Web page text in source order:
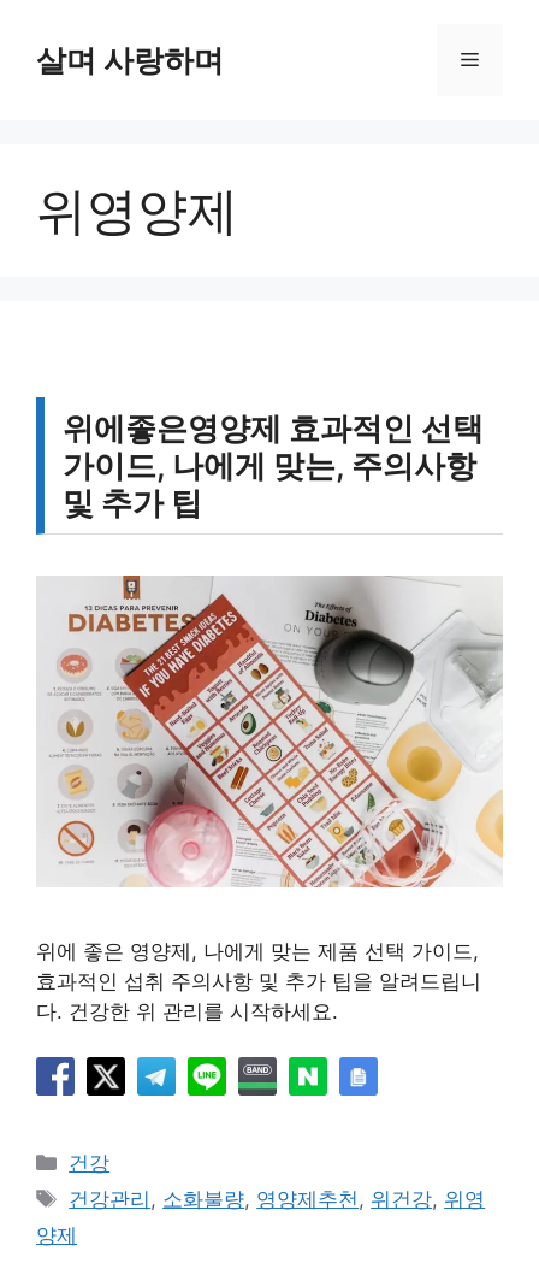
살며 사랑하며 메
위영양제
위에좋은영양제 효과적인 선택
가이드, 나에게 맞는, 주의사항
및 추가 팁
위에 좋은 영양제, 나에게 맞는 제품 선택 가이드,
효과적인 섭취 주의사항 및 추가 팁을 알려드립니
다. 건강한 위 관리를 시작하세요.
카
테
리
건강
태
그
건강관리 , 소화불량, 영양제추천, 위건강, 위영
양제